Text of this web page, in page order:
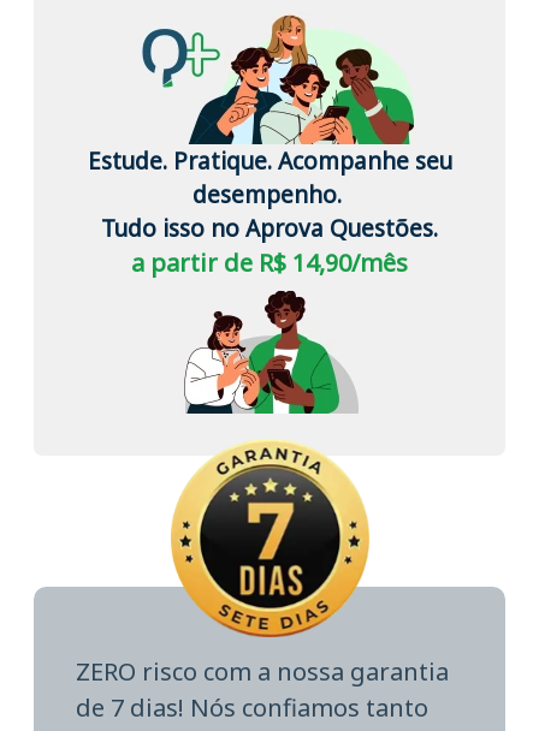
Estude. Pratique. Acompanhe seu
desempenho.
Tudo isso no Aprova Questões.
a partir de R$ 14,90/mês
ZERO risco com a nossa garantia
de 7 dias! Nós confiamos tanto